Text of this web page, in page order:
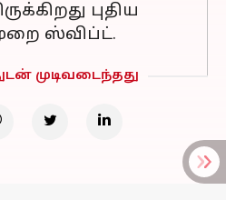
புதிய
ஸ்விப்ட்.
முடிவடைந்தது